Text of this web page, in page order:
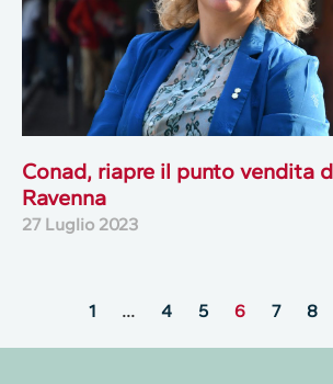
Conad, riapre il punto vendita
Ravenna
27 Luglio 2023
1 … 4 5 6 7 8